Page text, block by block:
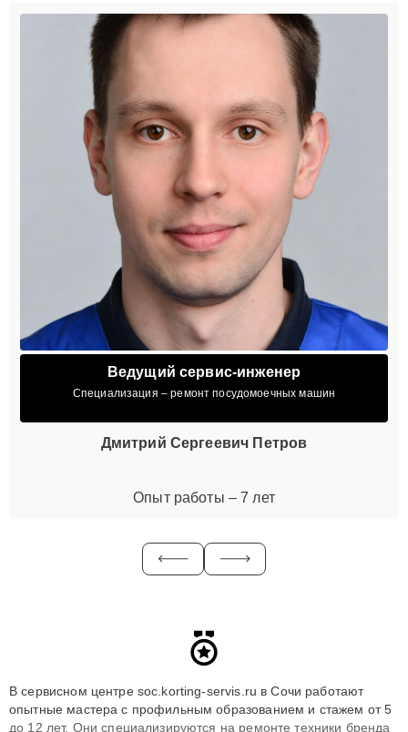
Ведущий сервис-инженер
Специализация – ремонт посудомоечных машин
Дмитрий Сергеевич Петров
Опыт работы – 7 лет
В сервисном центре soc.korting-servis.ru в Сочи работают
опытные мастера с профильным образованием и стажем от 5
до 12 лет. Они специализируются на ремонте техники бренда